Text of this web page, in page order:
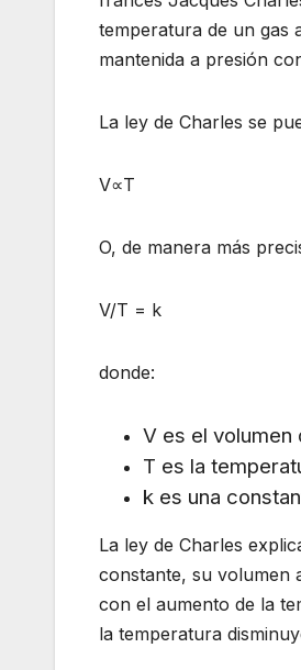
temperatura de un gas
mantenida a presión
La ley de Charles se
V∝T
O, de manera más
V/T = k
donde:
V es el volumen
T es la
k es una
La ley de Charles
constante, su volumen
con el aumento de la
la temperatura